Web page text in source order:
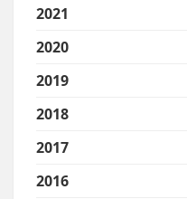
2021
2020
2019
2018
2017
2016